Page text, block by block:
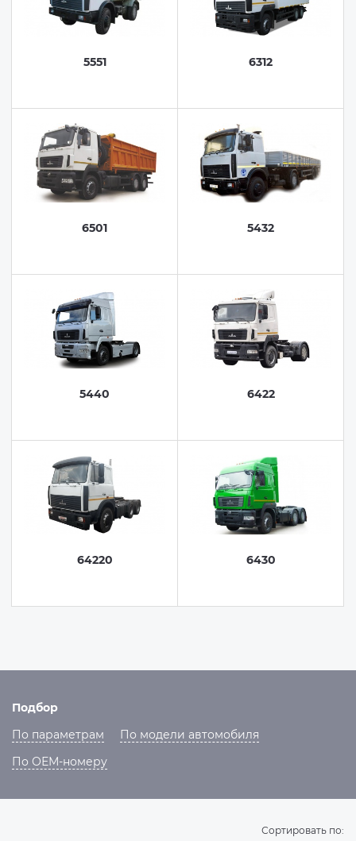
5551 6312
6501 5432
5440 6422
64220 6430
Подбор
По параметрам
По модели автомобиля
По ОЕМ-номеру
Сортировать по: